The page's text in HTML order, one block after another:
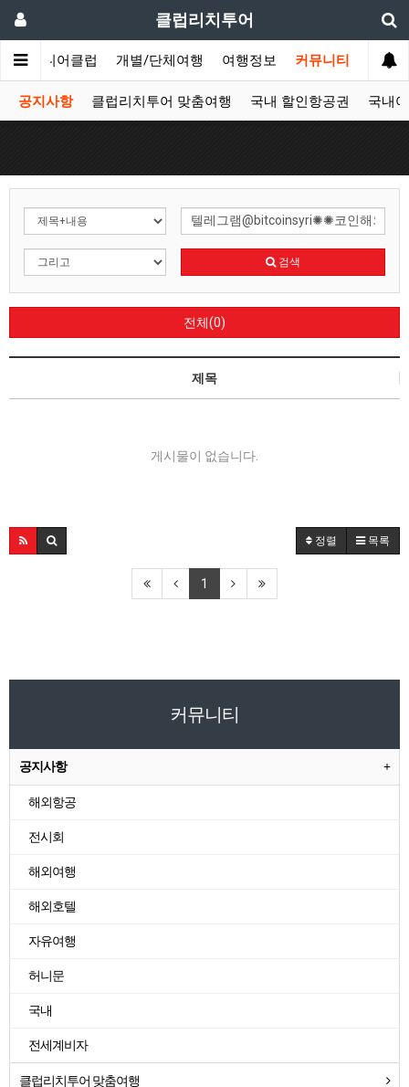
클럽리치투어
시니어클럽 개별/단체여행 여행정보 커뮤니티
공지사항 클럽리치투어 맞춤여행 국내 할인항공권 국내
검색
전체(0)
제목
게시물이 없습니다.
정렬 목록
1
커뮤니티
공지사항
해외항공
전시회
해외여행
해외호텔
자유여행
허니문
국내
전세계비자
클럽리치투어 맞춤여행